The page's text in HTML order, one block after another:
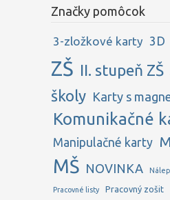
Značky pomôcok
3-zložkové karty 3D
ZŠ II. stupeň ZŠ
školy Karty s
Komunikačné
Manipulačné karty
MŠ NOVINKA
Pracovné listy Pracovný zošit